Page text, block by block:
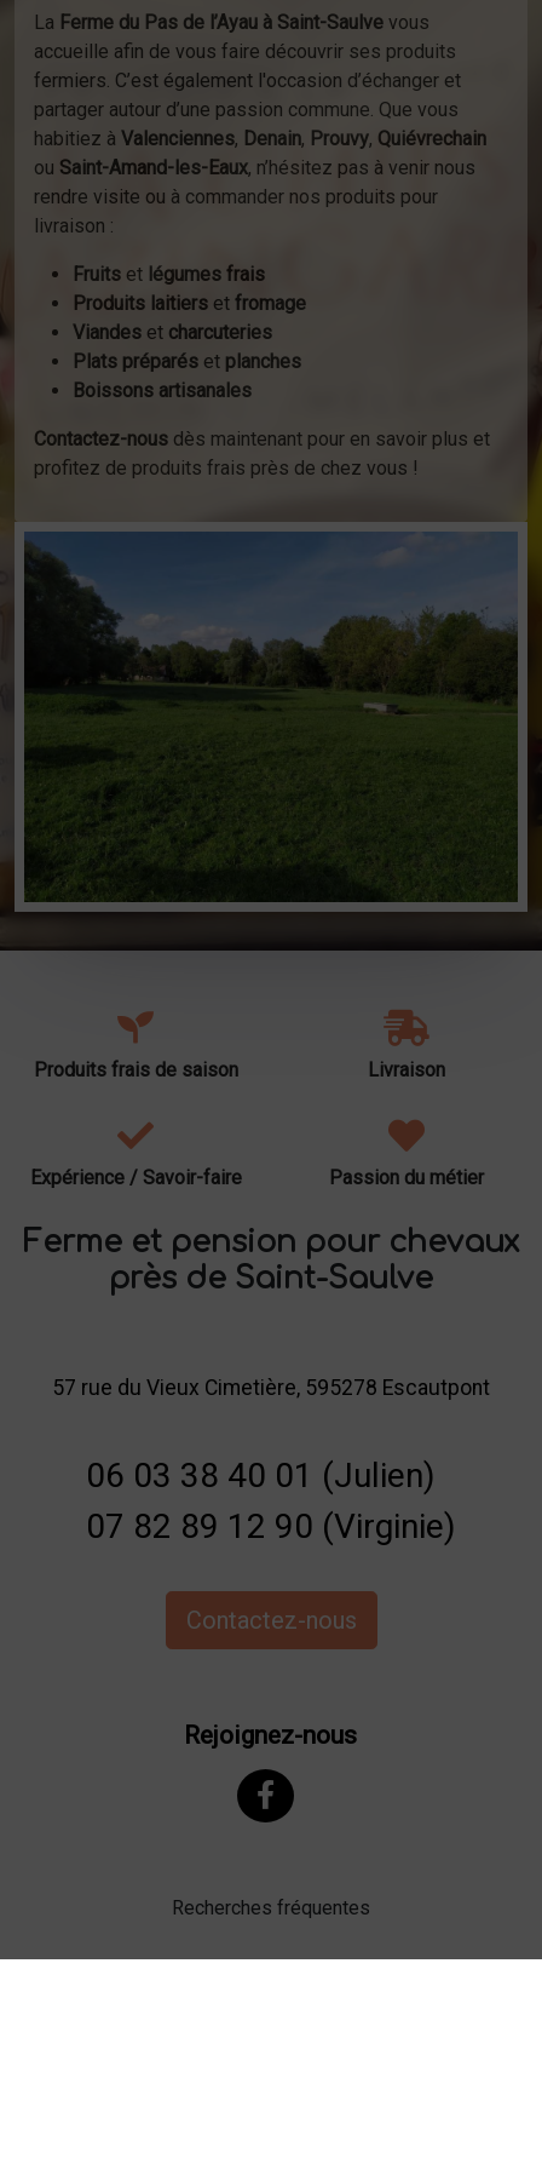
La Ferme du Pas de l’Ayau à Saint-Saulve vous
accueille afin de vous faire découvrir ses produits
fermiers. C’est également l'occasion d’échanger et
partager autour d’une passion commune. Que vous
habitiez à Valenciennes, Denain, Prouvy, Quiévrechain
ou Saint-Amand-les-Eaux, n’hésitez pas à venir nous
rendre visite ou à commander nos produits pour
livraison :
Fruits et légumes frais
Produits laitiers et fromage
Viandes et charcuteries
Plats préparés et planches
Boissons artisanales
Contactez-nous dès maintenant pour en savoir plus et
profitez de produits frais près de chez vous !
Produits frais de saison Livraison
Expérience / Savoir-faire Passion du métier
Ferme et pension pour chevaux
près de Saint-Saulve
57 rue du Vieux Cimetière, 595278 Escautpont
06 03 38 40 01 (Julien)
07 82 89 12 90 (Virginie)
Contactez-nous
Rejoignez-nous
Recherches fréquentes